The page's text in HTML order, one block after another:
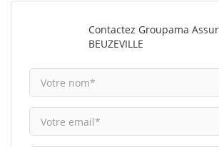
Contactez Groupama
BEUZEVILLE